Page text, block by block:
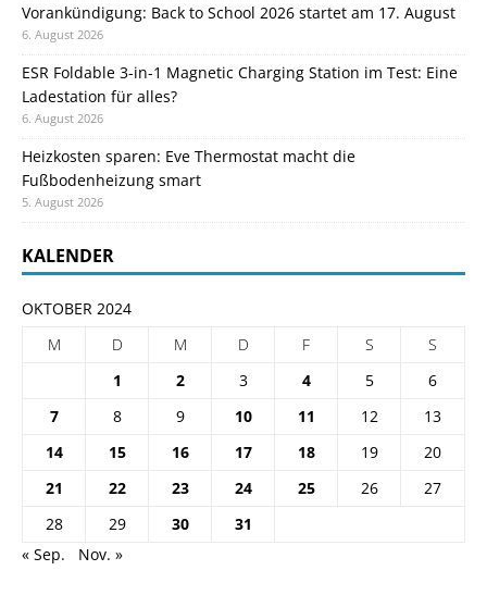
Vorankündigung: Back to School 2026 startet am 17. August
6. August 2026
ESR Foldable 3-in-1 Magnetic Charging Station im Test: Eine
Ladestation für alles?
6. August 2026
Heizkosten sparen: Eve Thermostat macht die
Fußbodenheizung smart
5. August 2026
KALENDER
OKTOBER 2024
M
D M D F S
S
1
2 3 4 5
6
7
8 9 10 11 12
13
14
15 16 17 18 19
20
21
22 23 24 25 26
27
28
29 30
31
« Sep.
Nov. »